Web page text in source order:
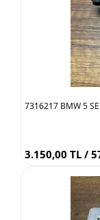
7316217 BMW 5
3.150,00 TL /